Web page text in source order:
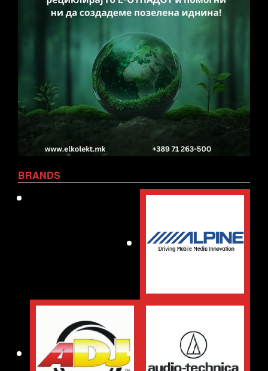
BRANDS